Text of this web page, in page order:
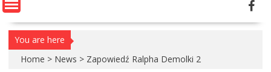
You are here
Home > News > Zapowiedź Ralpha Demolki 2